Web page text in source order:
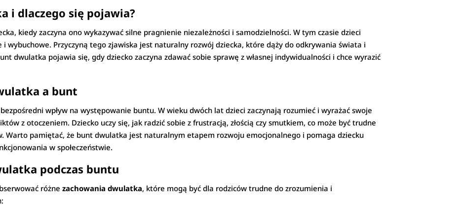
i dlaczego się pojawia?
kiedy zaczyna ono wykazywać silne pragnienie niezależności i samodzielności. W tym czasie dzieci
i wybuchowe. Przyczyną tego zjawiska jest naturalny rozwój dziecka, które dąży do odkrywania świata i
dwulatka pojawia się, gdy dziecko zaczyna zdawać sobie sprawę z własnej indywidualności i chce wyrazić
a bunt
wpływ na występowanie buntu. W wieku dwóch lat dzieci zaczynają rozumieć i wyrażać swoje
z otoczeniem. Dziecko uczy się, jak radzić sobie z frustracją, złością czy smutkiem, co może być trudne
Warto pamiętać, że bunt dwulatka jest naturalnym etapem rozwoju emocjonalnego i pomaga dziecku
w społeczeństwie.
podczas buntu
różnezachowania dwulatka, które mogą być dla rodziców trudne do zrozumienia i